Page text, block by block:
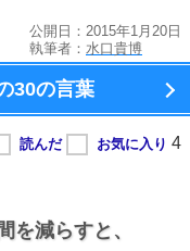
公開日：2015年1月20日
執筆者： 水口貴博
30の言葉
を減らすと、